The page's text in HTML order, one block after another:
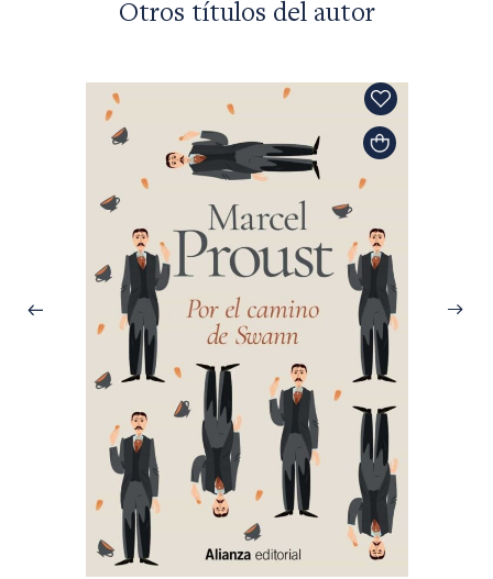
Otros títulos del autor